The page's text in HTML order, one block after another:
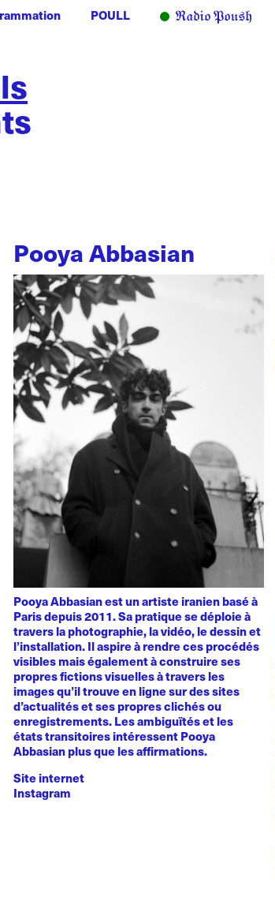
POULL
Pooya Abbasian
Pooya Abbasian est un artiste iranien basé à
Paris depuis 2011. Sa pratique se déploie à
travers la photographie, la vidéo, le dessin et
l’installation. Il aspire à rendre ces procédés
visibles mais également à construire ses
propres fictions visuelles à travers les
images qu’il trouve en ligne sur des sites
d’actualités et ses propres clichés ou
enregistrements. Les ambiguïtés et les
états transitoires intéressent Pooya
Abbasian plus que les affirmations.
Site internet
Instagram